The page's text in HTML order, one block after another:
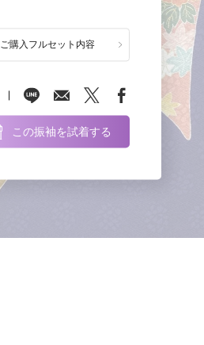
ご購入フルセット内容
この振袖を試着する